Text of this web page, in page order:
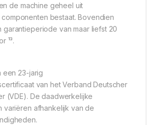
de machine geheel uit
bestaat. Bovendien
van maar liefst 20
¹³.
een 23-jarig
van het Verband Deutscher
(VDE). De daadwerkelijke
variëren afhankelijk van de